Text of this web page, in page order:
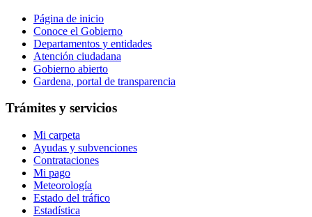
Página de inicio
Conoce el Gobierno
Departamentos y entidades
Atención ciudadana
Gobierno abierto
Gardena, portal de transparencia
Trámites y servicios
Mi carpeta
Ayudas y subvenciones
Contrataciones
Mi pago
Meteorología
Estado del tráfico
Estadística